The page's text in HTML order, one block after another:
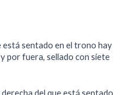
está sentado en el trono hay
por fuera, sellado con siete
del que está sentado